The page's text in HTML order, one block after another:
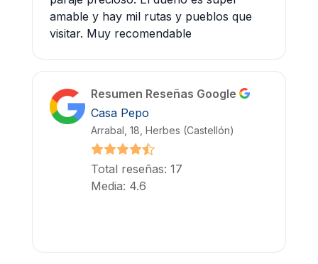
amable y hay mil rutas y pueblos que
visitar. Muy recomendable
Resumen Reseñas Google
Casa Pepo
Arrabal, 18, Herbes (Castellón)
Total reseñas: 17
Media: 4.6